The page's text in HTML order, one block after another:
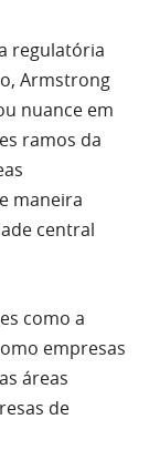
regulatória
Armstrong
nuance em
ramos da
maneira
central
como a
empresas
áreas
de